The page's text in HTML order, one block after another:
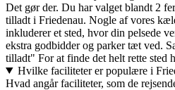
Det gør der. Du har valget blandt 2
tilladt i Friedenau. Nogle af vores
inkluderer et sted, hvor din pelsede
ekstra godbidder og parker tæt ved.
tilladt" For at finde det helt rette sted
Hvilke faciliteter er populære i
Hvad angår faciliteter, som de